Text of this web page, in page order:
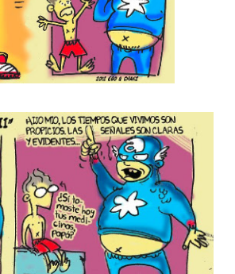
sobre el fascismo
mundial: Verano de 2026
a 'THE BOYS'